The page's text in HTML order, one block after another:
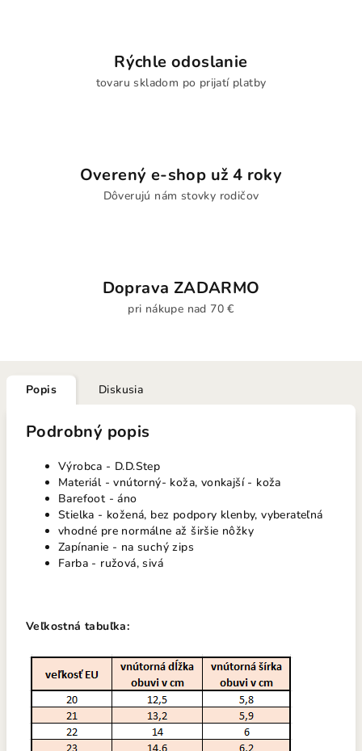
Rýchle odoslanie
tovaru skladom po prijatí platby
Overený e-shop už 4 roky
Dôverujú nám stovky rodičov
Doprava ZADARMO
pri nákupe nad 70 €
Popis Diskusia
Podrobný popis
Výrobca - D.D.Step
Materiál - vnútorný- koža, vonkajší - koža
Barefoot - áno
Stielka - kožená, bez podpory klenby, vyberateľná
vhodné pre normálne až širšie nôžky
Zapínanie - na suchý zips
Farba - ružová, sivá
Veľkostná tabuľka: